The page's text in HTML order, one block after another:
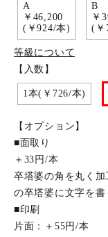
A
￥46,200
(￥924/本)
B
￥
(￥
等級について
【入数】
1本(￥726/本)
【オプション】
■面取り
＋33円/本
卒塔婆の角を丸く
の卒塔婆に文字を書
■印刷
片面：＋55円/本